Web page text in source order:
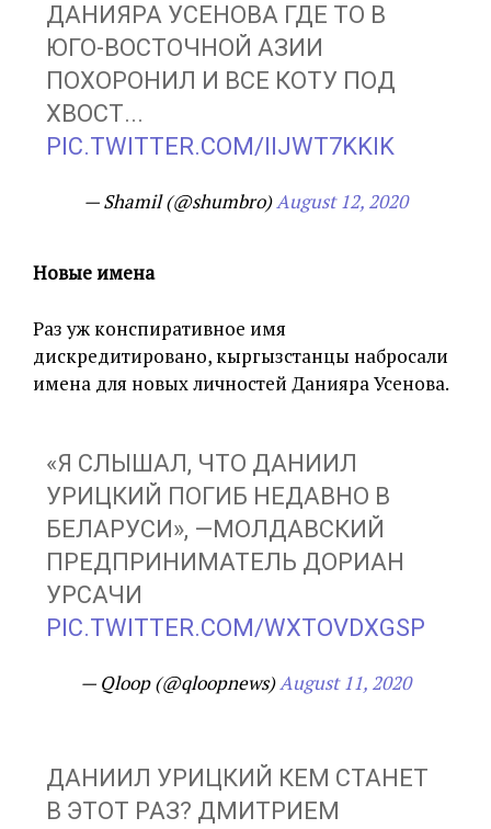
ДАНИЯРА УСЕНОВА ГДЕ ТО В
ЮГО-ВОСТОЧНОЙ АЗИИ
ПОХОРОНИЛ И ВСЕ КОТУ ПОД
ХВОСТ...
PIC.TWITTER.COM/IIJWT7KKIK
— Shamil (@shumbro)August 12, 2020
Новые имена
Раз уж конспиративное имя
дискредитировано, кыргызстанцы набросали
имена для новых личностей Данияра Усенова.
«Я СЛЫШАЛ, ЧТО ДАНИИЛ
УРИЦКИЙ ПОГИБ НЕДАВНО В
БЕЛАРУСИ», —МОЛДАВСКИЙ
ПРЕДПРИНИМАТЕЛЬ ДОРИАН
УРСАЧИ
PIC.TWITTER.COM/WXTOVDXGSP
— Qloop (@qloopnews)August 11, 2020
ДАНИИЛ УРИЦКИЙ КЕМ СТАНЕТ
В ЭТОТ РАЗ? ДМИТРИЕМ